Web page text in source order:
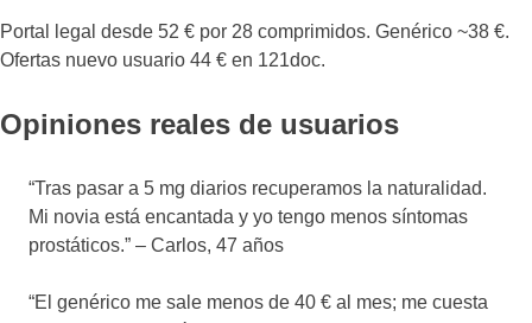
Portal legal desde 52 € por 28 comprimidos. Genérico ~38 €.
Ofertas nuevo usuario 44 € en 121doc.
Opiniones reales de usuarios
“Tras pasar a 5 mg diarios recuperamos la naturalidad.
Mi novia está encantada y yo tengo menos síntomas
prostáticos.” – Carlos, 47 años
“El genérico me sale menos de 40 € al mes; me cuesta